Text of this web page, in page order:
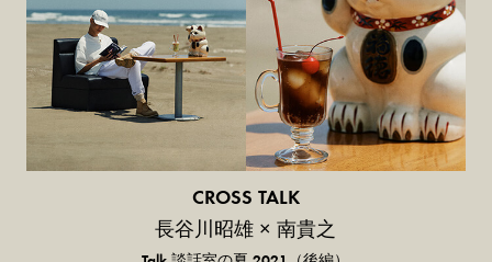
CROSS TALK
長谷川昭雄 × 南貴之